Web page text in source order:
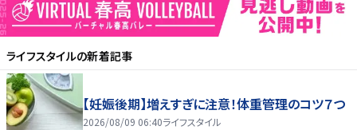
ライフスタイルの新着記事
【妊娠後期】増えすぎに注意！体重管理のコツ７つ
2026/08/09 06:40ライフスタイル